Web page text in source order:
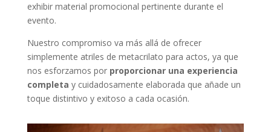
exhibir material promocional pertinente durante el
evento.
Nuestro compromiso va más allá de ofrecer
simplemente atriles de metacrilato para actos, ya que
nos esforzamos por proporcionar una experiencia
completa y cuidadosamente elaborada que añade un
toque distintivo y exitoso a cada ocasión.